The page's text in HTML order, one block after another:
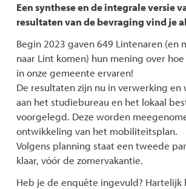
Een synthese en de integrale versie
resultaten van de bevraging vind je
Begin 2023 gaven 649 Lintenaren (en
naar Lint komen) hun mening over
in onze gemeente ervaren!
De resultaten zijn nu in verwerking en
aan het studiebureau en het lokaal
voorgelegd. Deze worden
ontwikkeling van het mobiliteitsplan.
Volgens planning staat een tweede
klaar, vóór de zomervakantie.
Heb je de enquête ingevuld? Hartelijk